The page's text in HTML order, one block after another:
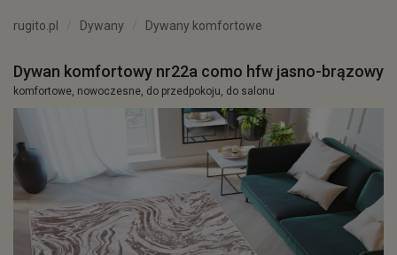
rugito.pl Dywany Dywany komfortowe
Dywan komfortowy nr22a como hfw jasno-brązowy
komfortowe, nowoczesne, do przedpokoju, do salonu